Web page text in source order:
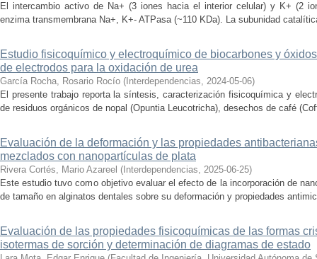
El intercambio activo de Na+ (3 iones hacia el interior celular) y K+ (2
enzima transmembrana Na+, K+- ATPasa (~110 KDa). La subunidad
Estudio fisicoquímico y electroquímico de biocarbones y
de electrodos para la oxidación de urea
García Rocha, Rosario Rocío ( Interdependencias, 2024-05-06)
El presente trabajo reporta la síntesis, caracterización fisicoquímica y
de residuos orgánicos de nopal (Opuntia Leucotricha), desechos de café
Evaluación de la deformación y las propiedades
mezclados con nanopartículas de plata
Rivera Cortés, Mario Azareel ( Interdependencias, 2025-06-25)
Este estudio tuvo como objetivo evaluar el efecto de la incorporación de
de tamaño en alginatos dentales sobre su deformación y propiedades
Evaluación de las propiedades fisicoquímicas de las formas
isotermas de sorción y determinación de diagramas de estado